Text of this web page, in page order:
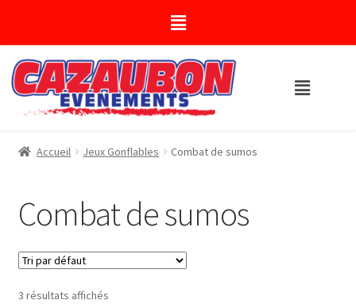
Accueil Jeux Gonflables Combat de sumos
Combat de sumos
3 résultats affichés